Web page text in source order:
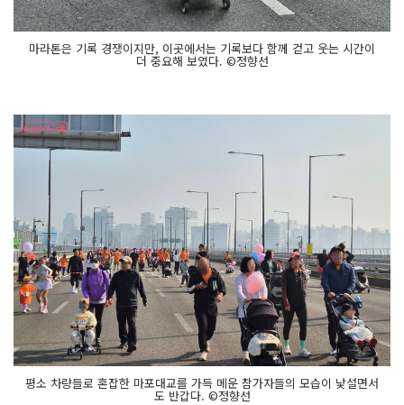
마라톤은 기록 경쟁이지만, 이곳에서는 기록보다 함께 걷고 웃는 시간이
더 중요해 보였다. ©정향선
평소 차량들로 혼잡한 마포대교를 가득 메운 참가자들의 모습이 낯설면서
도 반갑다. ©정향선